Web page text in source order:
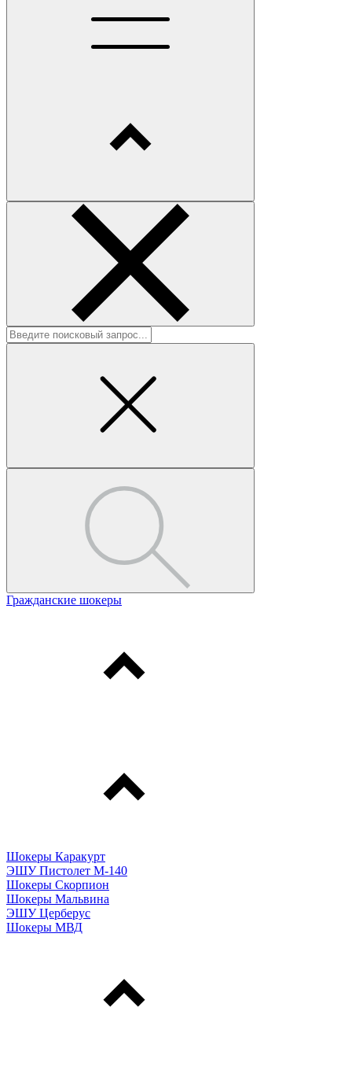
Гражданские шокеры
Шокеры Каракурт
ЭШУ Пистолет М-140
Шокеры Скорпион
Шокеры Мальвина
ЭШУ Церберус
Шокеры МВД